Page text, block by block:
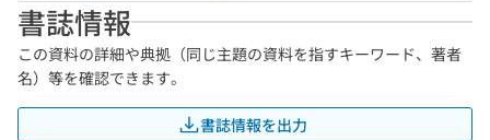
書誌情報
この資料の詳細や典拠（同じ主題の資料を指すキーワード、著者
名）等を確認できます。
書誌情報を出力